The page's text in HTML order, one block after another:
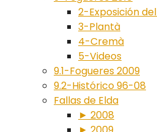
2-Exposición
3-Plantà
4-Cremà
5-Videos
9.1-Fogueres 2009
9.2-Histórico 96-08
Fallas de Elda
► 2008